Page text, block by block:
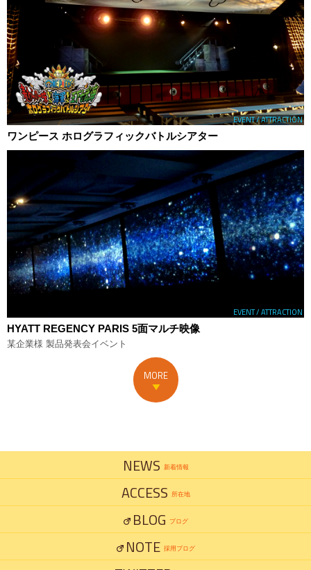
EVENT / ATTRACTION
ワンピース ホログラフィックバトルシアター
EVENT / ATTRACTION
HYATT REGENCY PARIS 5面マルチ映像
某企業様 製品発表会イベント
MORE
NEWS 新着情報
ACCESS 所在地
BLOG ブログ
NOTE 採用ブログ